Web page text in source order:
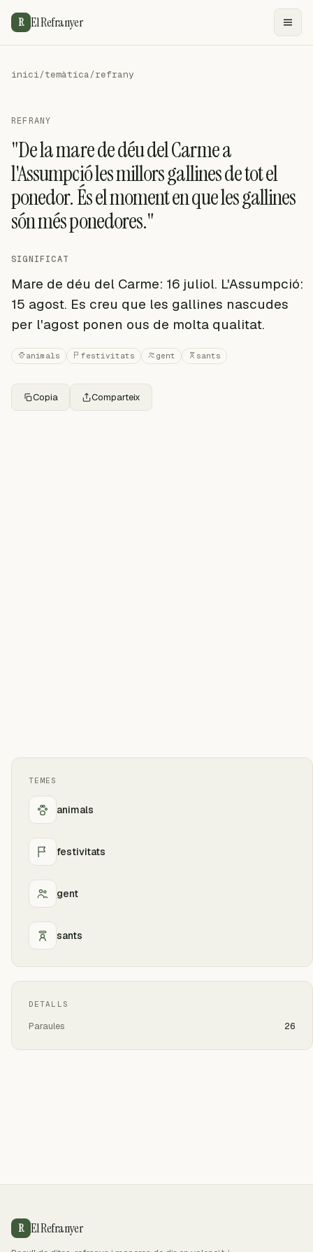
R El Refranyer
inici/temàtica/refrany
REFRANY
"De la mare de déu del Carme a
l'Assumpció les millors gallines de tot el
ponedor. És el moment en que les gallines
són més ponedores."
SIGNIFICAT
Mare de déu del Carme: 16 juliol. L'Assumpció:
15 agost. Es creu que les gallines nascudes
per l'agost ponen ous de molta qualitat.
animals festivitats gent sants
Copia Comparteix
TEMES
animals
festivitats
gent
sants
DETALLS
Paraules 26
R El Refranyer